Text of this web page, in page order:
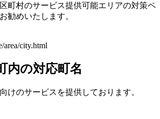
町村のサービス提供可能エリアの対策ペ
勧めいたします。
area/city.html
内の対応町名
けのサービスを提供しております。